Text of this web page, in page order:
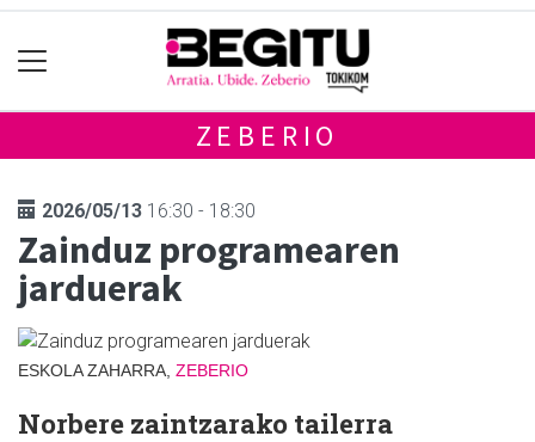
ZEBERIO
2026/05/13 16:30 - 18:30
Zainduz programearen
jarduerak
ESKOLA ZAHARRA, ZEBERIO
Norbere zaintzarako tailerra